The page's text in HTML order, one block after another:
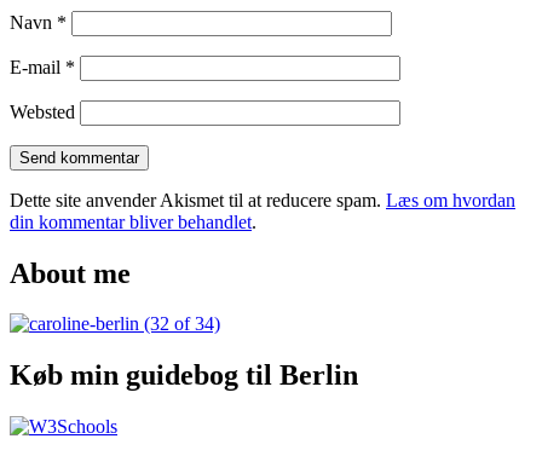
Navn *
E-mail *
Websted
Dette site anvender Akismet til at reducere spam. Læs om hvordan
din kommentar bliver behandlet.
About me
Køb min guidebog til Berlin